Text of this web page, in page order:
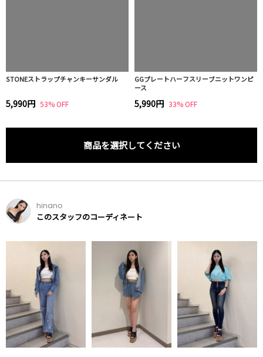
STONEストラップチャンキーサンダル
5,990円 53% OFF
GGプレートハーフスリーブニットワンピ
ース
5,990円 33% OFF
商品を選択してください
hinano
このスタッフのコーディネート